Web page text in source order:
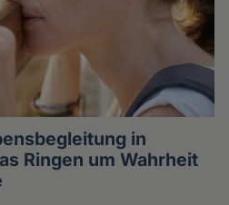
in
Ringen um Wahrheit